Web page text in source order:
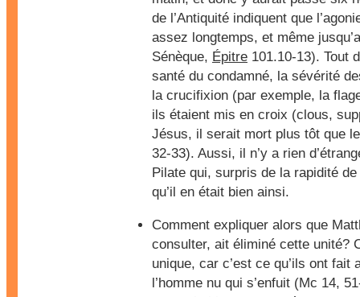
de l’Antiquité indiquent que
assez longtemps, et même
Sénèque, Épitre 101.10-13). Tout
santé du condamné, la sévérité
la crucifixion (par exemple, la
ils étaient mis en croix (clous,
Jésus, il serait mort plus tôt que
32-33). Aussi, il n’y a rien
Pilate qui, surpris de la rapidité
qu’il en était bien ainsi.
Comment expliquer alors que
consulter, ait éliminé cette unité?
unique, car c’est ce qu’ils ont fait
l’homme nu qui s’enfuit (Mc 14,